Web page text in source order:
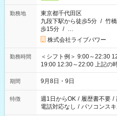
勤務地
東京都千代田区
九段下駅から徒歩5分 / 竹
歩15分 / …
株式会社ライブパワー
勤務時間
＜シフト例＞ 9:00～22:30
19:00 12:30～22:00 上記の時間から好きな時間を選べます！ ※
時間は変更となる可能性が
期間 9月8日・9日
特徴 週1日からOK / 履歴書不要 /
電話対応なし / パソコンス